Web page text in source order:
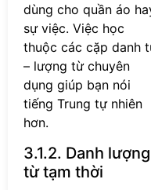
dùng cho quần áo
sự việc. Việc học
thuộc các cặp danh
– lượng từ chuyên
dụng giúp bạn nói
tiếng Trung tự nhiên
hơn.
3.1.2. Danh lượng
từ tạm thời